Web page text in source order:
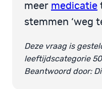
meer medicatie
stemmen ‘weg
Deze vraag is
leeftijdscategorie
Beantwoord door: